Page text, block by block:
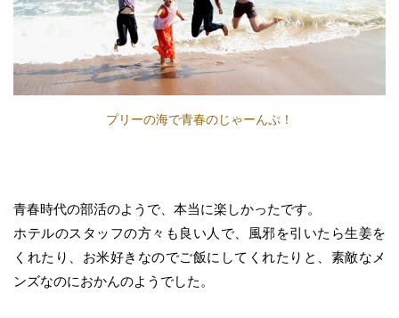
プリーの海で青春のじゃーんぷ！
青春時代の部活のようで、本当に楽しかったです。
ホテルのスタッフの方々も良い人で、風邪を引いたら生姜を
くれたり、お米好きなのでご飯にしてくれたりと、素敵なメ
ンズなのにおかんのようでした。